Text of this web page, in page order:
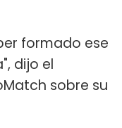
formado ese
dijo el
sobre su